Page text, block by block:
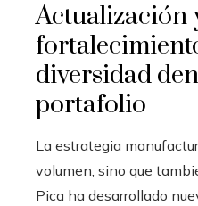
Actualización
diversidad
portafolio
La estrategia
volumen, sino que
Pica ha desarrollado